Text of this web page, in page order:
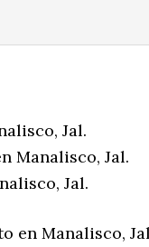
Jal.
Manalisco, Jal.
Jal.
en Manalisco,